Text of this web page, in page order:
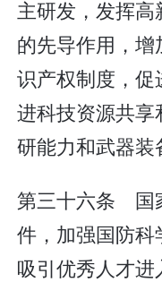
主研发，发挥
的先导作用，
识产权制度，
进科技资源共
研能力和武器装
第三十六条 国
件，加强国防
吸引优秀人才